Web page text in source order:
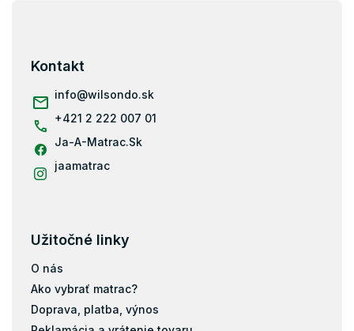
Kontakt
info@wilsondo.sk
+421 2 222 007 01
Ja-A-Matrac.Sk
jaamatrac
Užitočné linky
O nás
Ako vybrať matrac?
Doprava, platba, výnos